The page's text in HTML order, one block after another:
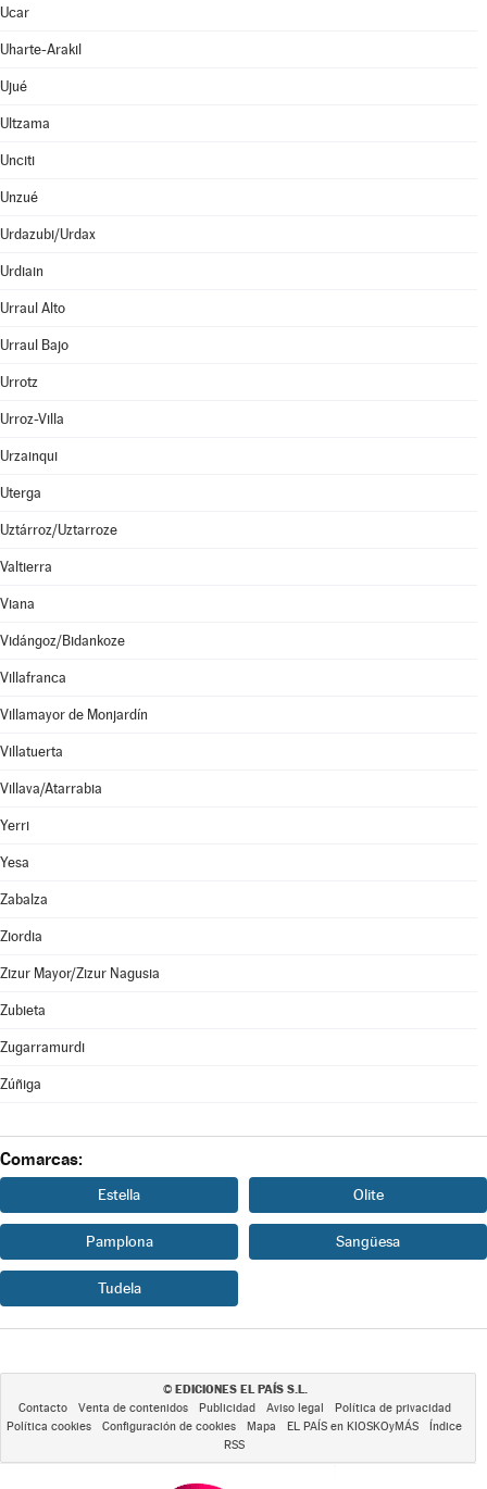
Ucar
Uharte-Arakil
Ujué
Ultzama
Unciti
Unzué
Urdazubi/Urdax
Urdiain
Urraul Alto
Urraul Bajo
Urrotz
Urroz-Villa
Urzainqui
Uterga
Uztárroz/Uztarroze
Valtierra
Viana
Vidángoz/Bidankoze
Villafranca
Villamayor de Monjardín
Villatuerta
Villava/Atarrabia
Yerri
Yesa
Zabalza
Ziordia
Zizur Mayor/Zizur Nagusia
Zubieta
Zugarramurdi
Zúñiga
Comarcas:
Estella Olite
Pamplona Sangüesa
Tudela
© EDICIONES EL PAÍS S.L.
Contacto Venta de contenidos Publicidad Aviso legal
Política de privacidad
Política cookies
Configuración de cookies Mapa EL PAÍS en KIOSKOyMÁS
Índice
RSS